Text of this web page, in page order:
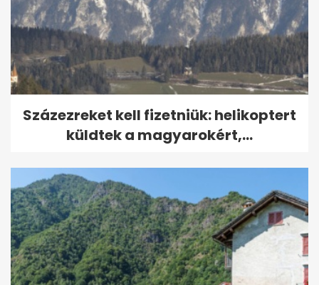
Százezreket kell fizetniük: helikoptert
küldtek a magyarokért,...